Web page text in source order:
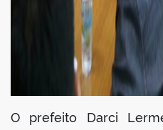
O prefeito Darci